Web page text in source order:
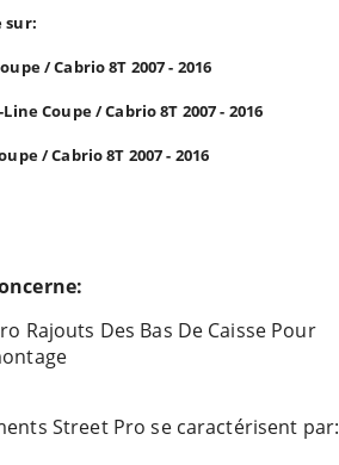
sur:
/ Cabrio 8T 2007 - 2016
Coupe / Cabrio 8T 2007 - 2016
/ Cabrio 8T 2007 - 2016
Rajouts Des Bas De Caisse Pour
Street Pro se caractérisent par: